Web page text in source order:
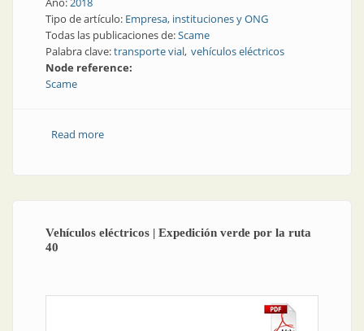
Tipo de artículo: Empresa, instituciones y ONG
Todas las publicaciones de:Scame
Palabra clave:transporte vial vehículos eléctricos
Node reference:
Scame
Read moreabout Artículo de tapa | Desafío cumplido: más de
Vehículos eléctricos | Expedición verde por la ruta
40